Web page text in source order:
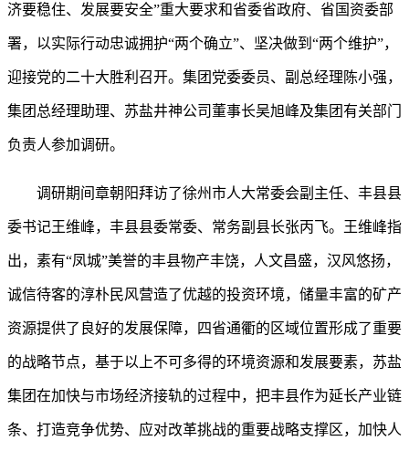
济要稳住、发展要安全”重大要求和省委省政府、省国资委部
署，以实际行动忠诚拥护“两个确立”、坚决做到“两个维护”，
迎接党的二十大胜利召开。集团党委委员、副总经理陈小强，
集团总经理助理、苏盐井神公司董事长吴旭峰及集团有关部门
负责人参加调研。
调研期间章朝阳拜访了徐州市人大常委会副主任、丰县县
委书记王维峰，丰县县委常委、常务副县长张丙飞。王维峰指
出，素有“凤城”美誉的丰县物产丰饶，人文昌盛，汉风悠扬，
诚信待客的淳朴民风营造了优越的投资环境，储量丰富的矿产
资源提供了良好的发展保障，四省通衢的区域位置形成了重要
的战略节点，基于以上不可多得的环境资源和发展要素，苏盐
集团在加快与市场经济接轨的过程中，把丰县作为延长产业链
条、打造竞争优势、应对改革挑战的重要战略支撑区，加快人